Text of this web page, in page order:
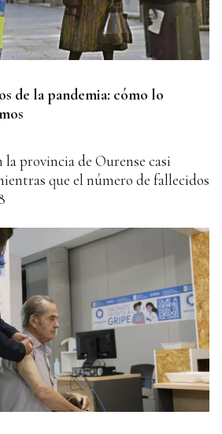
de la pandemia: cómo lo
la provincia de Ourense casi
que el número de fallecidos